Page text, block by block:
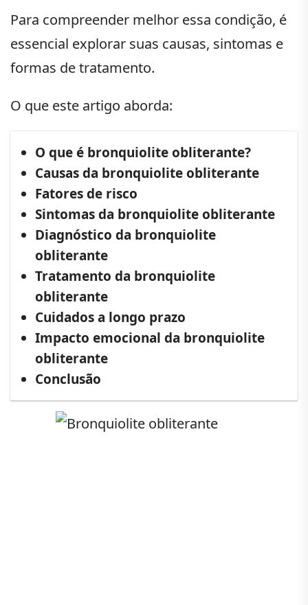
Para compreender melhor essa condição, é
essencial explorar suas causas, sintomas e
formas de tratamento.
O que este artigo aborda:
O que é bronquiolite obliterante?
Causas da bronquiolite obliterante
Fatores de risco
Sintomas da bronquiolite obliterante
Diagnóstico da bronquiolite
obliterante
Tratamento da bronquiolite
obliterante
Cuidados a longo prazo
Impacto emocional da bronquiolite
obliterante
Conclusão